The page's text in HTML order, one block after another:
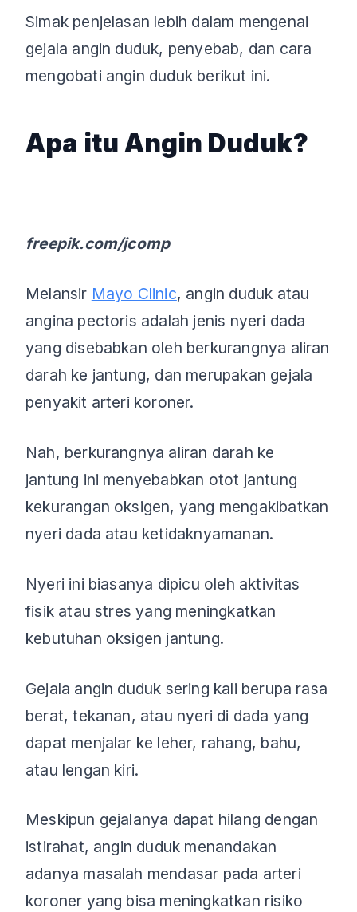
Simak penjelasan lebih dalam mengenai
gejala angin duduk, penyebab, dan cara
mengobati angin duduk berikut ini.
Apa itu Angin Duduk?
freepik.com/jcomp
Melansir Mayo Clinic, angin duduk atau
angina pectoris adalah jenis nyeri dada
yang disebabkan oleh berkurangnya aliran
darah ke jantung, dan merupakan gejala
penyakit arteri koroner.
Nah, berkurangnya aliran darah ke
jantung ini menyebabkan otot jantung
kekurangan oksigen, yang mengakibatkan
nyeri dada atau ketidaknyamanan.
Nyeri ini biasanya dipicu oleh aktivitas
fisik atau stres yang meningkatkan
kebutuhan oksigen jantung.
Gejala angin duduk sering kali berupa rasa
berat, tekanan, atau nyeri di dada yang
dapat menjalar ke leher, rahang, bahu,
atau lengan kiri.
Meskipun gejalanya dapat hilang dengan
istirahat, angin duduk menandakan
adanya masalah mendasar pada arteri
koroner yang bisa meningkatkan risiko